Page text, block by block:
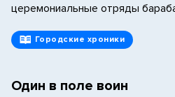
церемониальные отряды
Городские хроники
Один в поле воин